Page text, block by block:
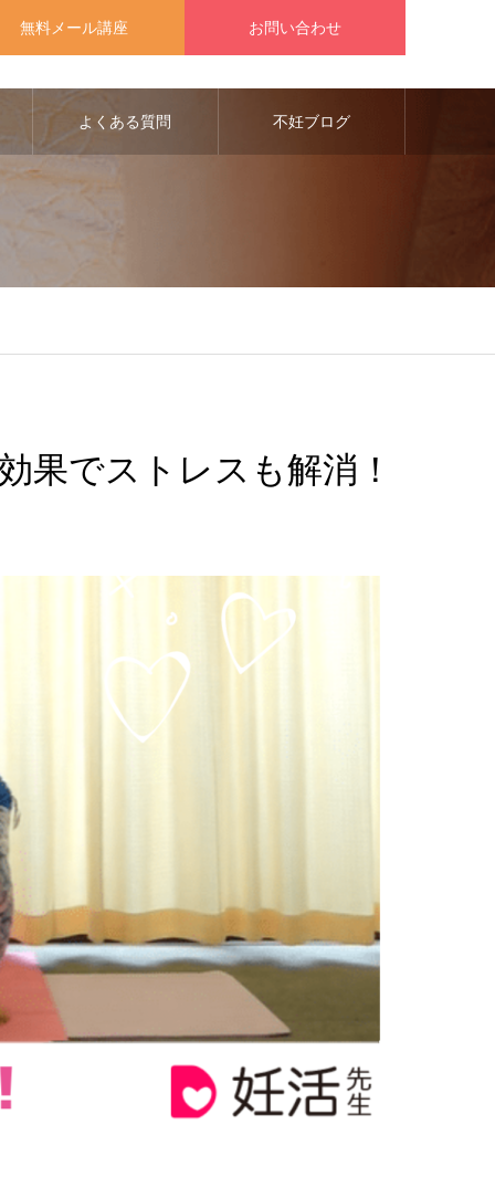
無料メール講座 お問い合わせ
よくある質問 不妊ブログ
果でストレスも解消！